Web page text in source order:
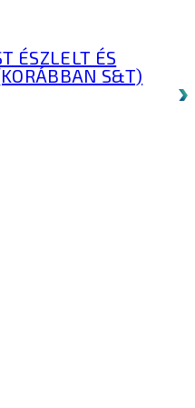
ÉSZLELT ÉS
S&T)